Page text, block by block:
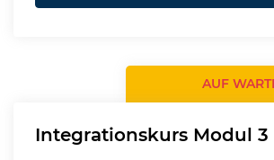
AUF
Integrationskurs Modul 3